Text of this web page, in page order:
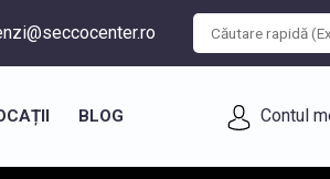
BLOG Contul